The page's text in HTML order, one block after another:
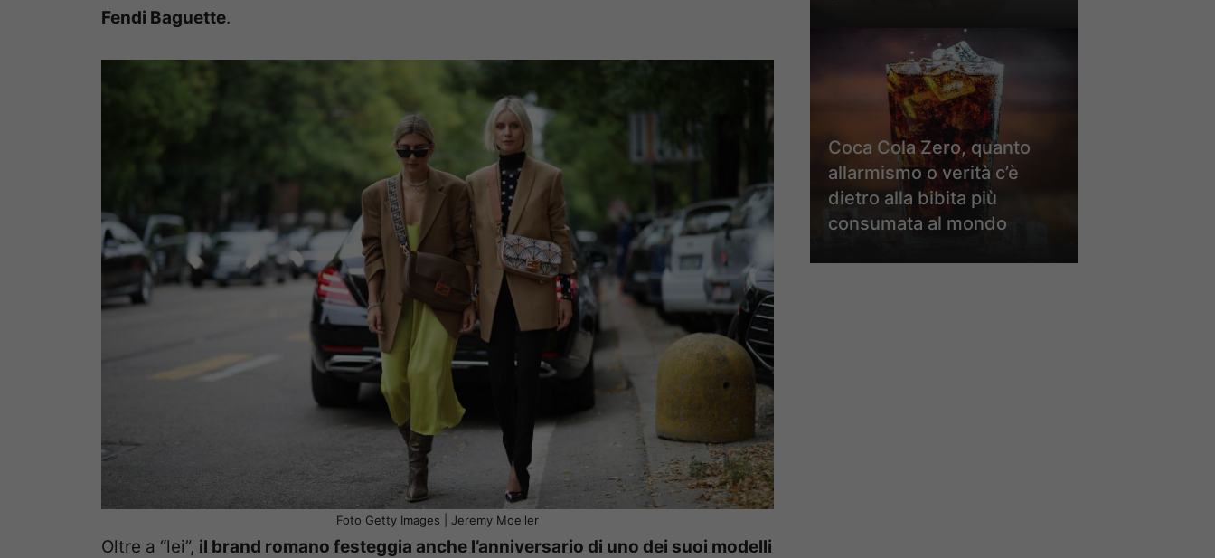
Fendi Baguette.
Foto Getty Images | Jeremy Moeller
Oltre a “lei”, il brand romano festeggia anche l’anniversario di uno dei suoi modelli
Coca Cola Zero, quanto
allarmismo o verità c’è
dietro alla bibita più
consumata al mondo